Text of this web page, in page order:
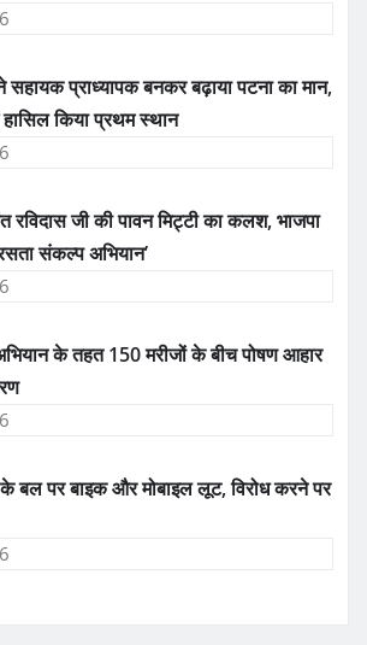
सहायक प्राध्यापक बनकर बढ़ाया पटना का मान,
हासिल किया प्रथम स्थान
रविदास जी की पावन मिट्टी का कलश, भाजपा
संकल्प अभियान’
के तहत 150 मरीजों के बीच पोषण आहार
के बल पर बाइक और मोबाइल लूट, विरोध करने पर